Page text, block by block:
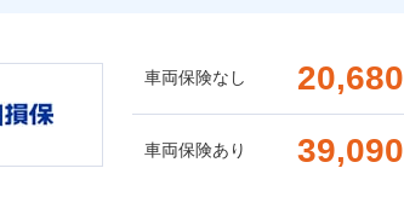
車両保険なし 20,680
車両保険あり 39,090